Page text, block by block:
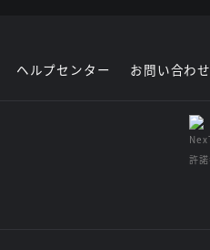
ヘルプセンター お問い合わせ